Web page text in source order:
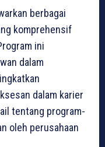
berbagai
komprehensif
ini
dalam
dalam karier
tentang program-
oleh perusahaan